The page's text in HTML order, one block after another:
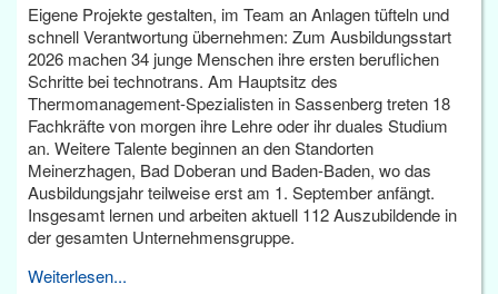
Eigene Projekte gestalten, im Team an Anlagen tüfteln und
schnell Verantwortung übernehmen: Zum Ausbildungsstart
2026 machen 34 junge Menschen ihre ersten beruflichen
Schritte bei technotrans. Am Hauptsitz des
Thermomanagement-Spezialisten in Sassenberg treten 18
Fachkräfte von morgen ihre Lehre oder ihr duales Studium
an. Weitere Talente beginnen an den Standorten
Meinerzhagen, Bad Doberan und Baden-Baden, wo das
Ausbildungsjahr teilweise erst am 1. September anfängt.
Insgesamt lernen und arbeiten aktuell 112 Auszubildende in
der gesamten Unternehmensgruppe.
Weiterlesen...